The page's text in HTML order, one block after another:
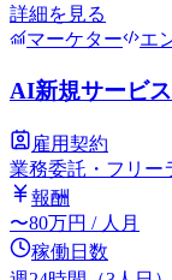
詳細を見る
マーケター
エ
AI新規サービ
雇用契約
業務委託・フリー
報酬
〜80万円 / 人月
稼働日数